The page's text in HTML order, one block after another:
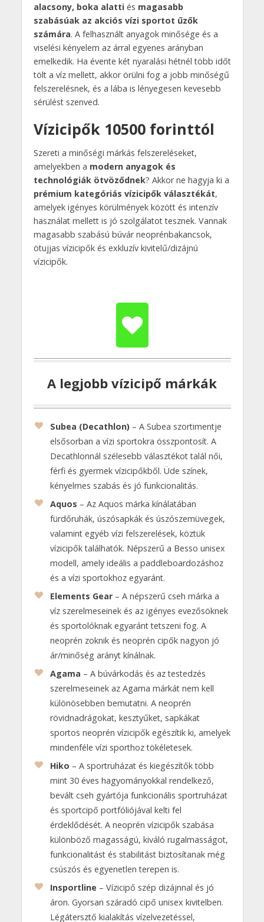
alacsony, boka alattiés magasabb
szabásúak az akciós vízi sportot űzők
számára. A felhasznált anyagok minősége és a
viselési kényelem az árral egyenes arányban
emelkedik. Ha évente két nyaralási hétnél több időt
tölt a víz mellett, akkor örülni fog a jobb minőségű
felszerelésnek, és a lába is lényegesen kevesebb
sérülést szenved.
Vízicipők 10500 forinttól
Szereti a minőségi márkás felszereléseket,
amelyekben a modern anyagok és
technológiák ötvöződnek? Akkor ne hagyja ki a
prémium kategóriás vízicipők választékát,
amelyek igényes körülmények között és intenzív
használat mellett is jó szolgálatot tesznek. Vannak
magasabb szabású búvár neoprénbakancsok,
ötujjas vízicipők és exkluzív kivitelű/dizájnú
vízicipők.
A legjobb vízicipő márkák
Subea (Decathlon) – A Subea szortimentje
elsősorban a vízi sportokra összpontosít. A
Decathlonnál szélesebb választékot talál női,
férfi és gyermek vízicipőkből. Üde színek,
kényelmes szabás és jó funkcionalitás.
Aquos – Az Aquos márka kínálatában
fürdőruhák, úszósapkák és úszószemüvegek,
valamint egyéb vízi felszerelések, köztük
vízicipők találhatók. Népszerű a Besso unisex
modell, amely ideális a paddleboardozáshoz
és a vízi sportokhoz egyaránt.
Elements Gear – A népszerű cseh márka a
víz szerelmeseinek és az igényes evezősöknek
és sportolóknak egyaránt tetszeni fog. A
neoprén zoknik és neoprén cipők nagyon jó
ár/minőség arányt kínálnak.
Agama – A búvárkodás és az testedzés
szerelmeseinek az Agama márkát nem kell
különösebben bemutatni. A neoprén
rövidnadrágokat, kesztyűket, sapkákat
sportos neoprén vízicipők egészítik ki, amelyek
mindenféle vízi sporthoz tökéletesek.
Hiko – A sportruházat és kiegészítők több
mint 30 éves hagyományokkal rendelkező,
bevált cseh gyártója funkcionális sportruházat
és sportcipő portfóliójával kelti fel
érdeklődését. A neoprén vízicipők szabása
különböző magasságú, kiváló rugalmasságot,
funkcionalitást és stabilitást biztosítanak még
csúszós és egyenetlen terepen is.
Insportline – Vízicipő szép dizájnnal és jó
áron. Gyorsan száradó cipő unisex kivitelben.
Légátersztő kialakítás vízelvezetéssel,